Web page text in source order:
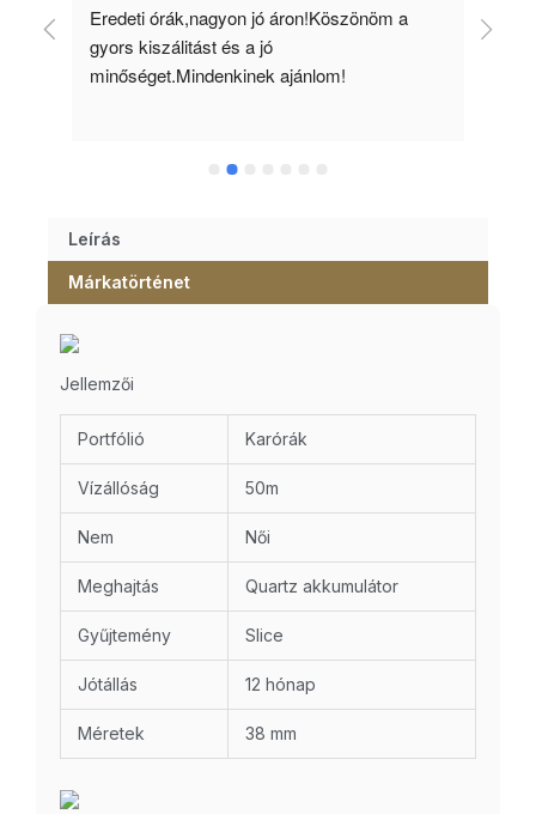
Eredeti órák,nagyon jó áron!Köszönöm a
gyors kiszálitást és a jó
minőséget.Mindenkinek ajánlom!
Leírás
Márkatörténet
Jellemzői
Portfólió Karórák
Vízállóság 50m
Nem Női
Meghajtás Quartz akkumulátor
Gyűjtemény Slice
Jótállás 12 hónap
Méretek 38 mm